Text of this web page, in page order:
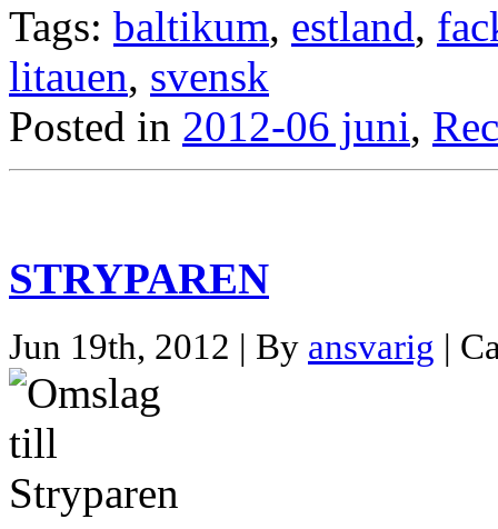
Tags: baltikum, estland,
litauen, svensk
Posted in 2012-06 juni,
STRYPAREN
Jun 19th, 2012 | By ansvarig |